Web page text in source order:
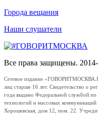
Города вещания
Наши слушатели
Все права защищены.
Сетевое издание
лиц старше 16 лет. Свидетельство о
года выдано Федеральной службой
технологий и массовых
Хорошевская, дом 12, пом. 22.